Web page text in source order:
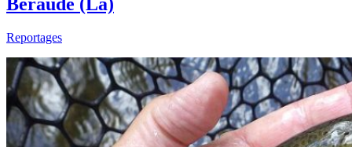
Béraude (La)
Reportages